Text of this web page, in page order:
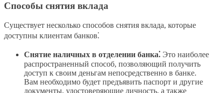
Способы снятия вклада
Существует несколько способов снятия вклада, которые
доступны клиентам банков⁚
Снятие наличных в отделении банка⁚ Это наиболее
распространенный способ, позволяющий получить
доступ к своим деньгам непосредственно в банке.
Вам необходимо будет предъявить паспорт и другие
документы, удостоверяющие личность, а также